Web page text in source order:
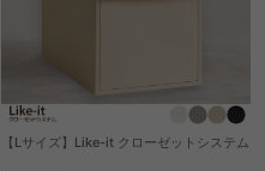
【Lサイズ】Like-it クローゼットシステム